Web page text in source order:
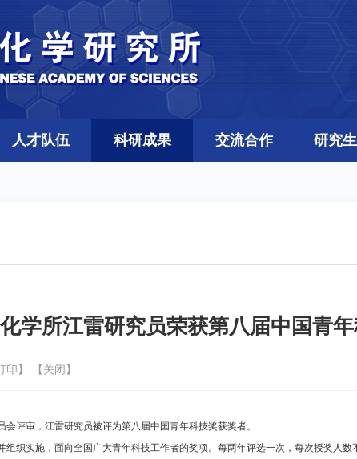
人才队伍 科研成果 交流合作 研究
化学所江雷研究员荣获第八届中国青
印】 【关闭】
评审，江雷研究员被评为第八届中国青年科技奖获奖者。
织实施，面向全国广大青年科技工作者的奖项。每两年评选一次，每次授奖人